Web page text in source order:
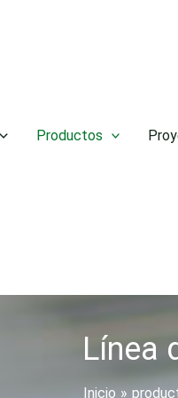
Productos
Línea
Inicio